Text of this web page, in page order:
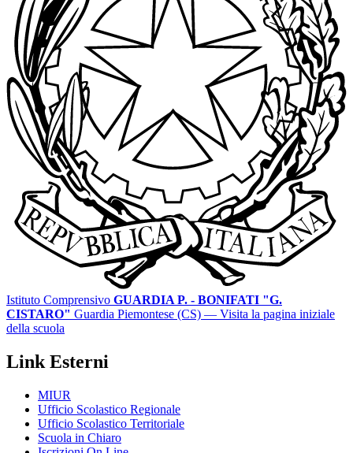
Istituto Comprensivo GUARDIA P. - BONIFATI "G.
CISTARO" Guardia Piemontese (CS) — Visita la pagina iniziale
della scuola
Link Esterni
MIUR
Ufficio Scolastico Regionale
Ufficio Scolastico Territoriale
Scuola in Chiaro